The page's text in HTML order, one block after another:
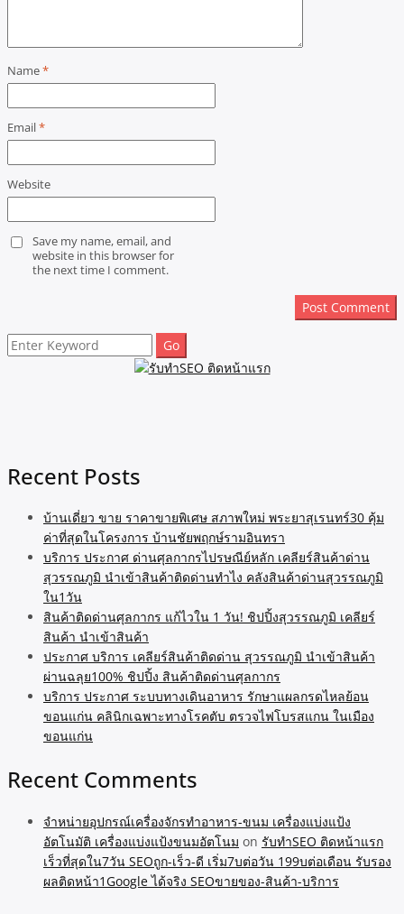
Name*
Email*
Website
Save my name, email, and
website in this browser for
the next time I comment.
Search
for:
Recent Posts
บ้านเดี่ยว ขาย ราคาขายพิเศษ สภาพใหม่ พระยาสุเรนทร์30 คุ้ม
ค่าที่สุดในโครงการ บ้านชัยพฤกษ์รามอินทรา
บริการ ประกาศ ด่านศุลกากรไปรษณีย์หลัก เคลียร์สินค้าด่าน
สุวรรณภูมิ นำเข้าสินค้าติดด่านทำไง คลังสินค้าด่านสุวรรณภูมิ
ใน1วัน
สินค้าติดด่านศุลกากร แก้ไวใน 1 วัน! ชิปปิ้งสุวรรณภูมิ เคลียร์
สินค้า นำเข้าสินค้า
ประกาศ บริการ เคลียร์สินค้าติดด่าน สุวรรณภูมิ นำเข้าสินค้า
ผ่านฉลุย100% ชิปปิ้ง สินค้าติดด่านศุลกากร
บริการ ประกาศ ระบบทางเดินอาหาร รักษาแผลกรดไหลย้อน
ขอนแก่น คลินิกเฉพาะทางโรคตับ ตรวจไฟโบรสแกน ในเมือง
ขอนแก่น
Recent Comments
จำหน่ายอุปกรณ์เครื่องจักรทำอาหาร-ขนม เครื่องแบ่งแป้ง
อัตโนมัติ เครื่องแบ่งแป้งขนมอัตโนม on รับทำSEO ติดหน้าแรก
เร็วที่สุดใน7วัน SEOถูก-เร็ว-ดี เริ่ม7บต่อวัน 199บต่อเดือน รับรอง
ผลติดหน้า1Google ได้จริง SEOขายของ-สินค้า-บริการ